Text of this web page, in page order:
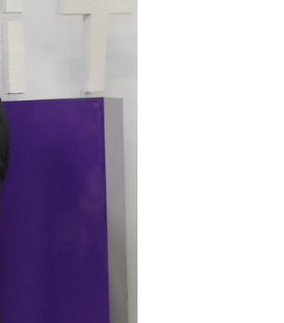
Instituciones